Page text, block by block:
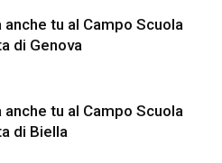
tu al Campo Scuola
di Genova
tu al Campo Scuola
di Biella